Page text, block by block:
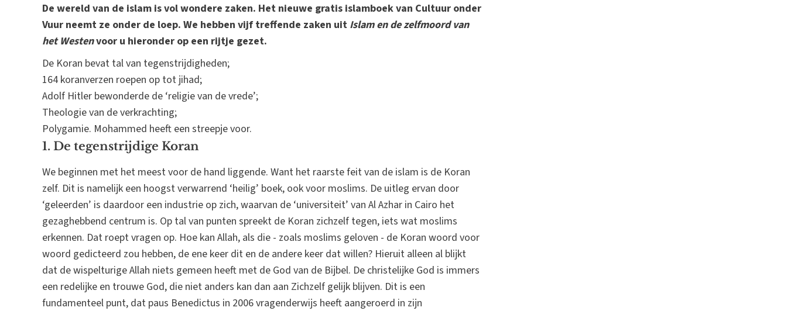
De wereld van de islam is vol wondere zaken. Het nieuwe gratis islamboek van Cultuur onder
Vuur neemt ze onder de loep. We hebben vijf treffende zaken uit Islam en de zelfmoord van
het Westenvoor u hieronder op een rijtje gezet.
De Koran bevat tal van tegenstrijdigheden;
164 koranverzen roepen op tot jihad;
Adolf Hitler bewonderde de ‘religie van de vrede’;
Theologie van de verkrachting;
Polygamie. Mohammed heeft een streepje voor.
1. De tegenstrijdige Koran
We beginnen met het meest voor de hand liggende. Want het raarste feit van de islam is de Koran
zelf. Dit is namelijk een hoogst verwarrend ‘heilig’ boek, ook voor moslims. De uitleg ervan door
‘geleerden’ is daardoor een industrie op zich, waarvan de ‘universiteit’ van Al Azhar in Cairo het
gezaghebbend centrum is. Op tal van punten spreekt de Koran zichzelf tegen, iets wat moslims
erkennen. Dat roept vragen op. Hoe kan Allah, als die - zoals moslims geloven - de Koran woord voor
woord gedicteerd zou hebben, de ene keer dit en de andere keer dat willen? Hieruit alleen al blijkt
dat de wispelturige Allah niets gemeen heeft met de God van de Bijbel. De christelijke God is immers
een redelijke en trouwe God, die niet anders kan dan aan Zichzelf gelijk blijven. Dit is een
fundamenteel punt, dat paus Benedictus in 2006 vragenderwijs heeft aangeroerd in zijn